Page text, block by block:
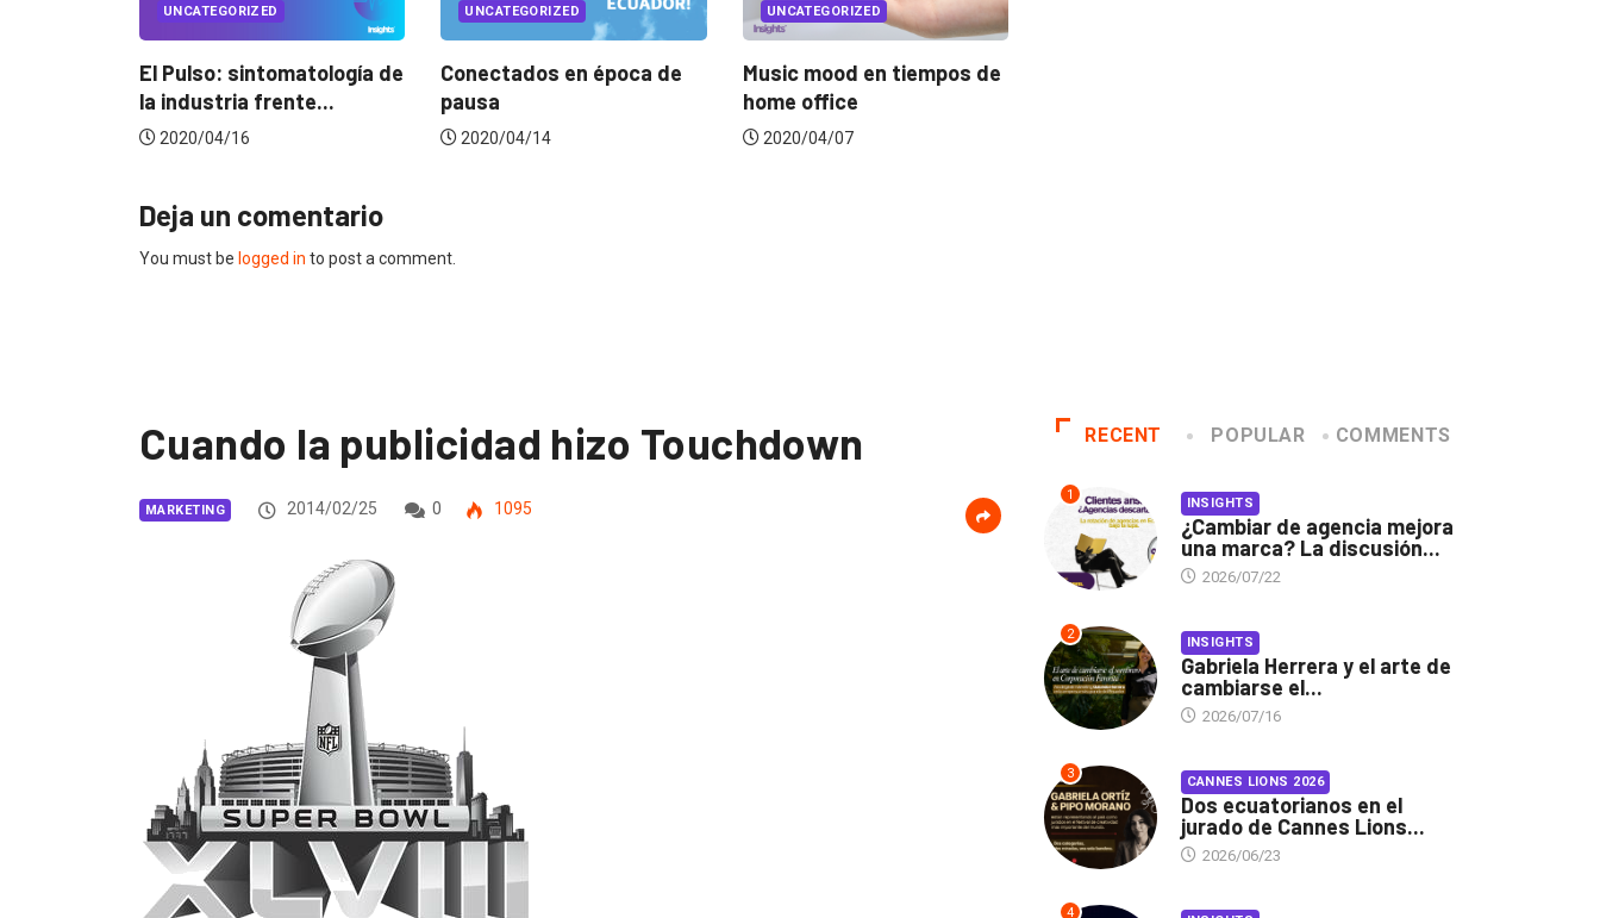
UNCATEGORIZED
Conectados en época de
pausa
2020/04/14
UNCATEGORIZED
Music mood en tiempos de
home office
2020/04/07
UNCATEGORIZED
El Pulso: sintomatología de
la industria frente...
2020/04/16
Deja un comentario
You must be logged in to post a comment.
Cuando la publicidad hizo Touchdown
MARKETING 2014/02/25 0 1095
RECENT POPULAR COMMENTS
1 INSIGHTS
¿Cambiar de agencia mejora
una marca? La discusión...
2026/07/22
2 INSIGHTS
Gabriela Herrera y el arte de
cambiarse el...
2026/07/16
3 CANNES LIONS 2026
Dos ecuatorianos en el
jurado de Cannes Lions...
2026/06/23
4